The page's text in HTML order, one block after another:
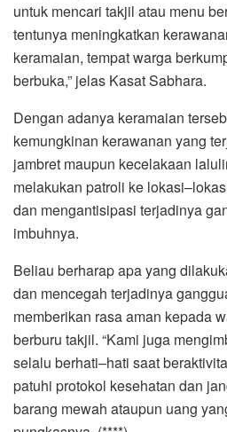
untuk mencari takjil atau menu
tentunya meningkatkan
keramaian, tempat warga
berbuka,” jelas Kasat Sabhara.
Dengan adanya keramaian
kemungkinan kerawanan yang
jambret maupun kecelakaan
melakukan patroli ke
dan mengantisipasi terjadinya
imbuhnya.
Beliau berharap apa yang
dan mencegah terjadinya
memberikan rasa aman kepada
berburu takjil. “Kami juga
selalu berhati–hati saat
patuhi protokol kesehatan dan
barang mewah ataupun uang